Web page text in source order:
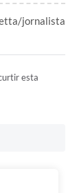
jornalista
esta